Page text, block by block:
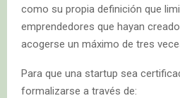
como su propia definición que
emprendedores que hayan
acogerse un máximo de tres
Para que una startup sea
formalizarse a través de: